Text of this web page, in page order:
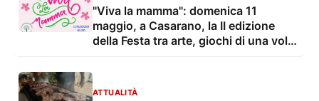
"Viva la mamma": domenica 11
maggio, a Casarano, la II edizione
della Festa tra arte, giochi di una volta
ATTUALITÀ